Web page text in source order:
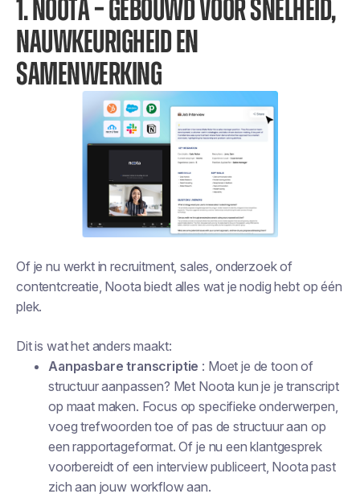
1. NOOTA – GEBOUWD VOOR SNELHEID,
NAUWKEURIGHEID EN
SAMENWERKING
Of je nu werkt in recruitment, sales, onderzoek of
contentcreatie, Noota biedt alles wat je nodig hebt op één
plek.
Dit is wat het anders maakt:
Aanpasbare transcriptie : Moet je de toon of
structuur aanpassen? Met Noota kun je je transcript
op maat maken. Focus op specifieke onderwerpen,
voeg trefwoorden toe of pas de structuur aan op
een rapportageformat. Of je nu een klantgesprek
voorbereidt of een interview publiceert, Noota past
zich aan jouw workflow aan.